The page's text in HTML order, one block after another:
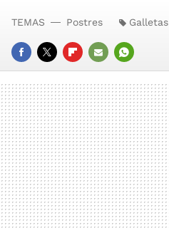
FACEBOOK
TWITTERFLIPBOARD
E-
MAIL
WHATSAPP
TEMAS Postres Galletas